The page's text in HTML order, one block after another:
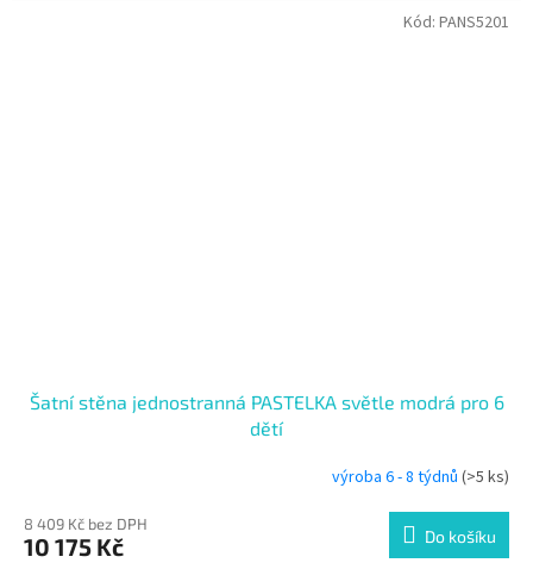
Šatní stěna jednostranná PASTELKA světle modrá pro 6
dětí
výroba 6 - 8 týdnů (>5 ks)
8 409 Kč bez DPH
10 175 Kč Do košíku
Kód: PANS5201